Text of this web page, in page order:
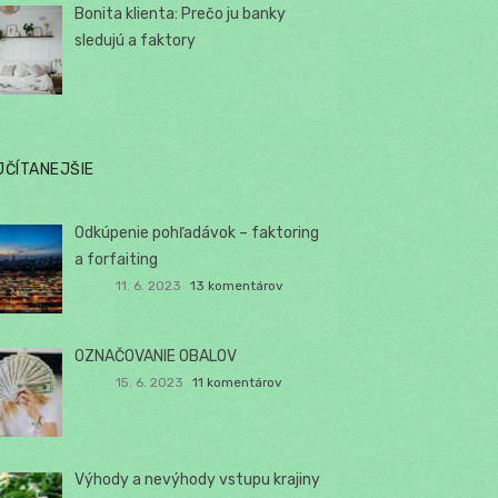
Bonita klienta: Prečo ju banky
sledujú a faktory
Odkúpenie pohľadávok – faktoring
a forfaiting
11. 6. 2023 13 komentárov
OZNAČOVANIE OBALOV
15. 6. 2023 11 komentárov
Výhody a nevýhody vstupu krajiny